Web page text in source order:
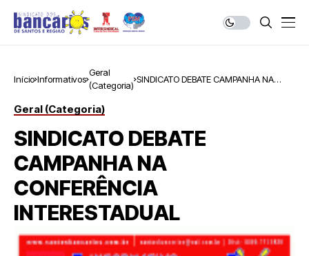
Início Informativos
Geral
(Categoria)
SINDICATO DEBATE CAMPANHA NA
Geral (Categoria)
SINDICATO DEBATE
CAMPANHA NA
CONFERÊNCIA
INTERESTADUAL